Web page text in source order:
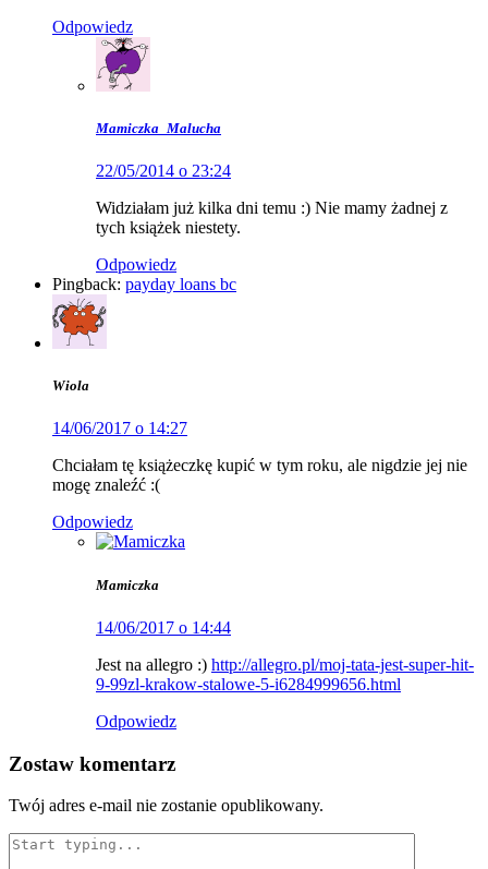
Odpowiedz
Mamiczka_Malucha
22/05/2014 o 23:24
Widziałam już kilka dni temu :) Nie mamy żadnej z
tych książek niestety.
Odpowiedz
Pingback: payday loans bc
Wiola
14/06/2017 o 14:27
Chciałam tę książeczkę kupić w tym roku, ale nigdzie jej nie
mogę znaleźć :(
Odpowiedz
Mamiczka
14/06/2017 o 14:44
Jest na allegro :) http://allegro.pl/moj-tata-jest-super-hit-
9-99zl-krakow-stalowe-5-i6284999656.html
Odpowiedz
Zostaw komentarz
Twój adres e-mail nie zostanie opublikowany.